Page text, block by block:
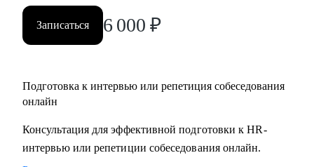
вами.
Записаться
6 000 ₽
Подготовка к интервью или репетиция собеседования
онлайн
Консультация для эффективной подготовки к HR-
интервью или репетиции собеседования онлайн.